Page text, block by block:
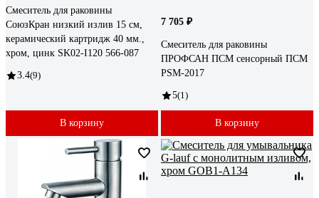
Смеситель для раковины
СоюзКран низкий излив 15 см,
керамический картридж 40 мм.,
хром, цинк SK02-I120 566-087
3.4(9)
В корзину
7 705 ₽
Смеситель для раковины
ПРОФСАН ПСМ сенсорный ПСМ
PSM-2017
5(1)
В корзину